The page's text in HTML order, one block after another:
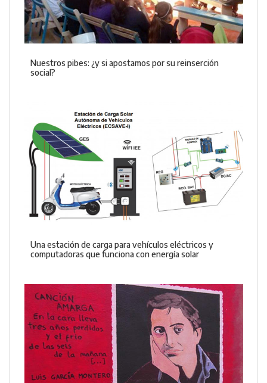
Nuestros pibes: ¿y si apostamos por su reinserción
social?
Una estación de carga para vehículos eléctricos y
computadoras que funciona con energía solar